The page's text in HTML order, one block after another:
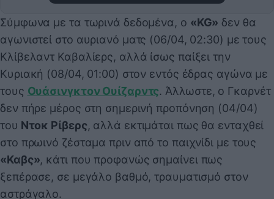
Σύμφωνα με τα τωρινά δεδομένα, ο «KG» δεν θα
αγωνιστεί στο αυριανό ματς (06/04, 02:30) με τους
Κλίβελαντ Καβαλίερς, αλλά ίσως παίξει την
Κυριακή (08/04, 01:00) στον εντός έδρας αγώνα με
τους Ουάσινγκτον Ουίζαρντς. Άλλωστε, ο Γκαρνέτ
δεν πήρε μέρος στη σημερινή προπόνηση (04/04)
του Ντοκ Ρίβερς, αλλά εκτιμάται πως θα ενταχθεί
στο πρωινό ζέσταμα πριν από το παιχνίδι με τους
«Καβς», κάτι που προφανώς σημαίνει πως
ξεπέρασε, σε μεγάλο βαθμό, τραυματισμό στον
αστράγαλο.